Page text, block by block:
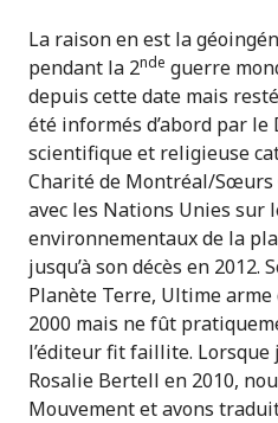
La raison en est la
pendant la 2nde guerre
depuis cette date mais
été informés d’abord par
scientifique et religieuse
Charité de Montréal/
avec les Nations Unies sur
environnementaux de la
jusqu’à son décès en 2012.
Planète Terre, Ultime
2000 mais ne fût
l’éditeur fit faillite. Lorsque
Rosalie Bertell en 2010,
Mouvement et avons